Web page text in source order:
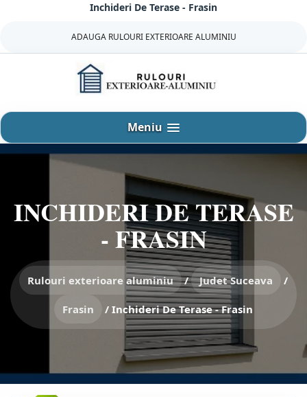
Inchideri De Terase - Frasin
ADAUGA RULOURI EXTERIOARE ALUMINIU
Meniu
INCHIDERI DE TERASE
- FRASIN
Rulouri exterioare aluminiu / Judet Suceava /
Frasin / Inchideri De Terase - Frasin